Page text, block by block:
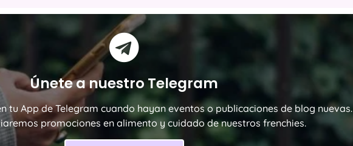
Únete a nuestro Telegram
tu App de Telegram cuando hayan eventos o publicaciones de blog nuevas.
promociones en alimento y cuidado de nuestros frenchies.